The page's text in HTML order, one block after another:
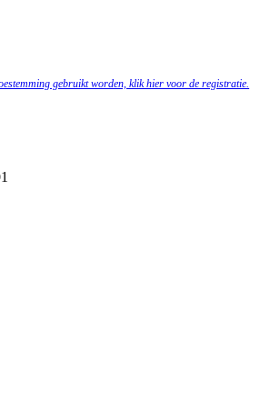
gebruikt worden, klik hier voor de registratie.